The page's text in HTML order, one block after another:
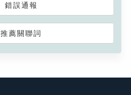
錯誤通報
推薦關聯詞